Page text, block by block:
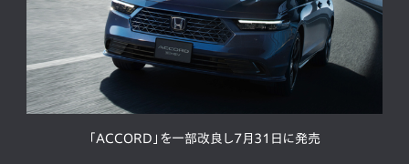
「ACCORD」を一部改良し7月31日に発売